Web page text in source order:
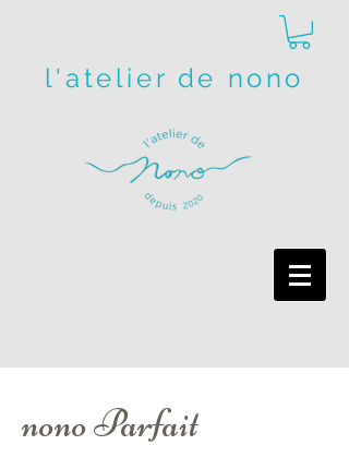
l'atelier de nono
nono Parfait